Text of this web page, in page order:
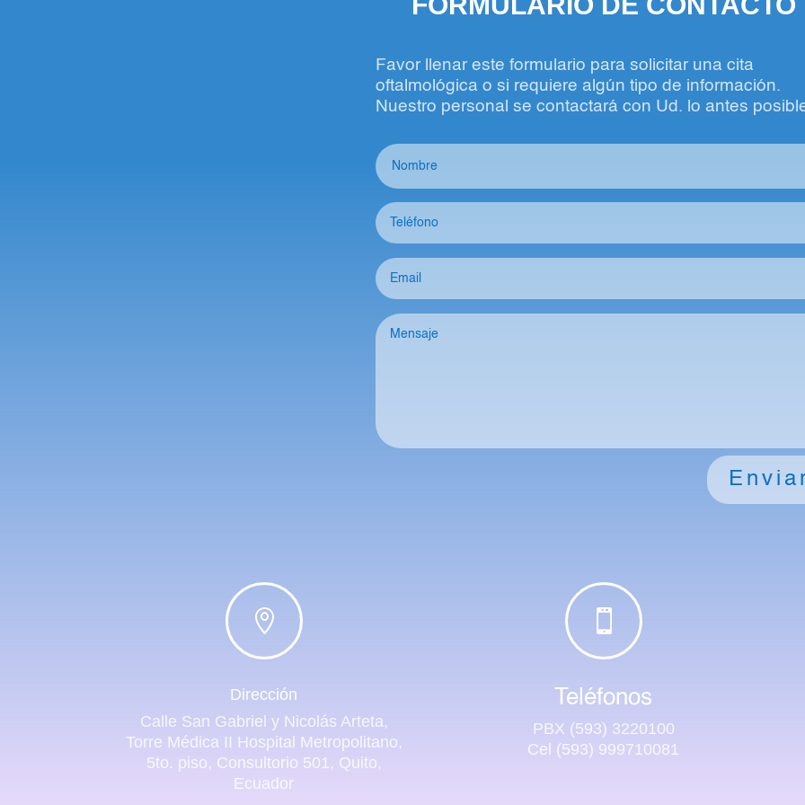
Favor llenar este formulario para solicitar una cita
oftalmológica o si requiere algún tipo de información.
Nuestro personal se contactará con Ud. lo antes

Dirección
Calle San Gabriel y Nicolás Arteta,
Torre Médica II Hospital Metropolitano,
5to. piso, Consultorio 501, Quito,
Ecuador

Teléfonos
PBX (593) 3220100
Cel (593) 999710081